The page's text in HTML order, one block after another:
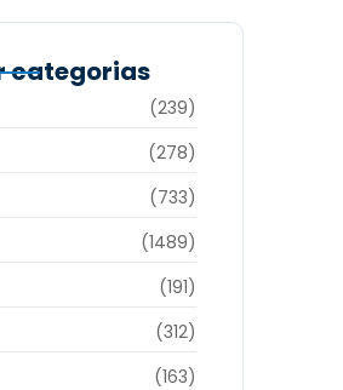
categorias
(239)
(278)
(733)
(1489)
(191)
(312)
(163)